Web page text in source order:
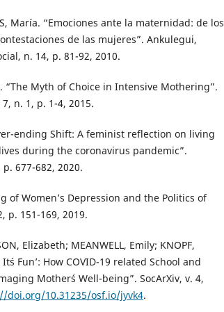
María. “Emociones ante la maternidad: de los
de las mujeres”. Ankulegui,
n. 14, p. 81-92, 2010.
“The Myth of Choice in Intensive Mothering”.
n. 1, p. 1-4, 2015.
ending Shift: A feminist reflection on living
during the coronavirus pandemic”.
677-682, 2020.
of Women’s Depression and the Politics of
p. 151-169, 2019.
Elizabeth; MEANWELL, Emily; KNOPF,
Fun’: How COVID-19 related School and
Mother´s Well-being”. SocArXiv, v. 4,
doi.org/10.31235/osf.io/jyvk4.